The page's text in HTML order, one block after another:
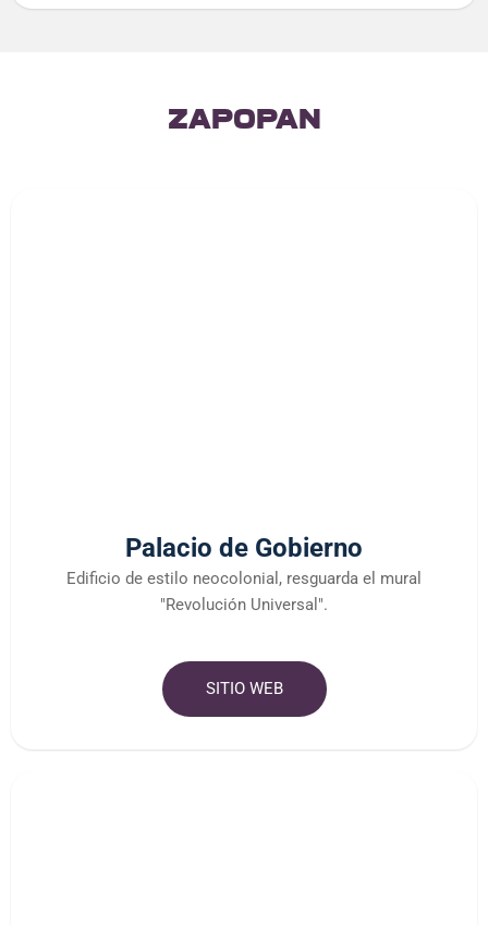
Zapopan
Palacio de Gobierno
Edificio de estilo neocolonial, resguarda el mural
"Revolución Universal".
SITIO WEB